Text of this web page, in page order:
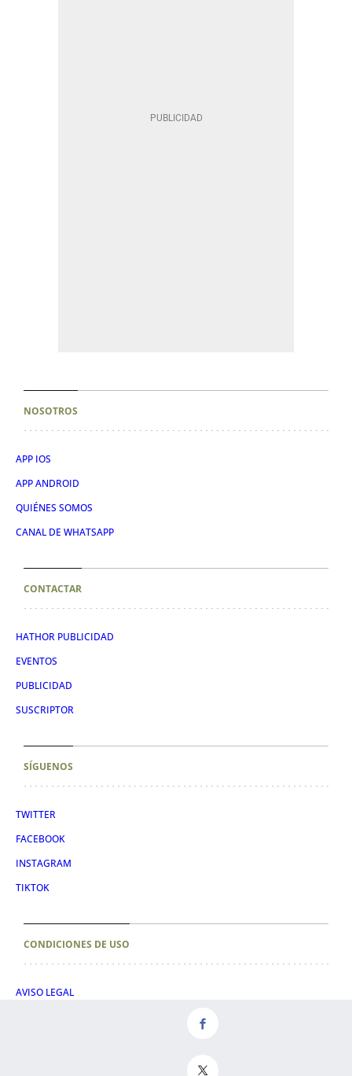
NOSOTROS
APP IOS
APP ANDROID
QUIÉNES SOMOS
CANAL DE WHATSAPP
CONTACTAR
HATHOR PUBLICIDAD
EVENTOS
PUBLICIDAD
SUSCRIPTOR
SÍGUENOS
TWITTER
FACEBOOK
INSTAGRAM
TIKTOK
CONDICIONES DE USO
AVISO LEGAL